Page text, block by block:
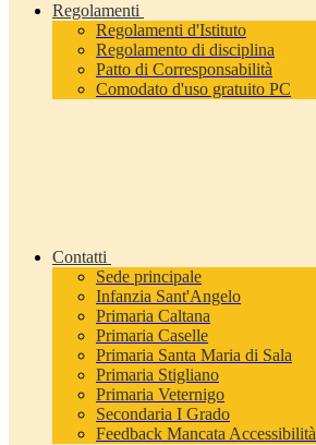
Regolamenti
Regolamenti d'Istituto
Regolamento di disciplina
Patto di Corresponsabilità
Comodato d'uso gratuito PC
Contatti
Sede principale
Infanzia Sant'Angelo
Primaria Caltana
Primaria Caselle
Primaria Santa Maria di Sala
Primaria Stigliano
Primaria Veternigo
Secondaria I Grado
Feedback Mancata Accessibilità